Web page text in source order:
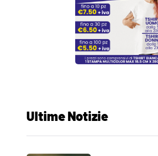
Ultime Notizie